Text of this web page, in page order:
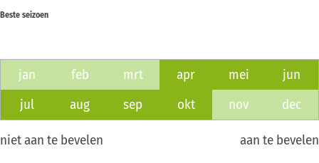
Beste seizoen
jan feb mrt apr mei
jun
jul
aug sep okt nov dec
niet aan te bevelen aan te bevelen